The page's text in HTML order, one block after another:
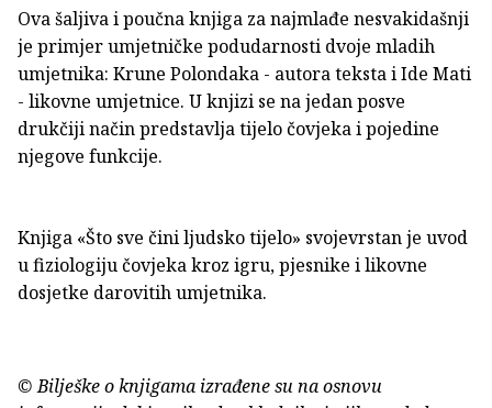
Ova šaljiva i poučna knjiga za najmlađe nesvakidašnji
je primjer umjetničke podudarnosti dvoje mladih
umjetnika: Krune Polondaka - autora teksta i Ide Mati
- likovne umjetnice. U knjizi se na jedan posve
drukčiji način predstavlja tijelo čovjeka i pojedine
njegove funkcije.
Knjiga «Što sve čini ljudsko tijelo» svojevrstan je uvod
u fiziologiju čovjeka kroz igru, pjesnike i likovne
dosjetke darovitih umjetnika.
© Bilješke o knjigama izrađene su na osnovu